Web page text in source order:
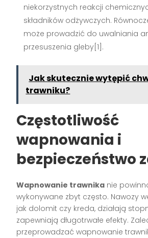
niekorzystnych reakcji
składników odżywczych.
może prowadzić do uwalniania
przesuszenia gleby[1].
Jak skutecznie wytępić
trawniku?
Częstotliwość
wapnowania i
bezpieczeństwo
Wapnowanie trawnika nie
wykonywane zbyt często. Nawozy
jak dolomit czy kreda, działają
zapewniają długotrwałe efekty.
przeprowadzać wapnowanie